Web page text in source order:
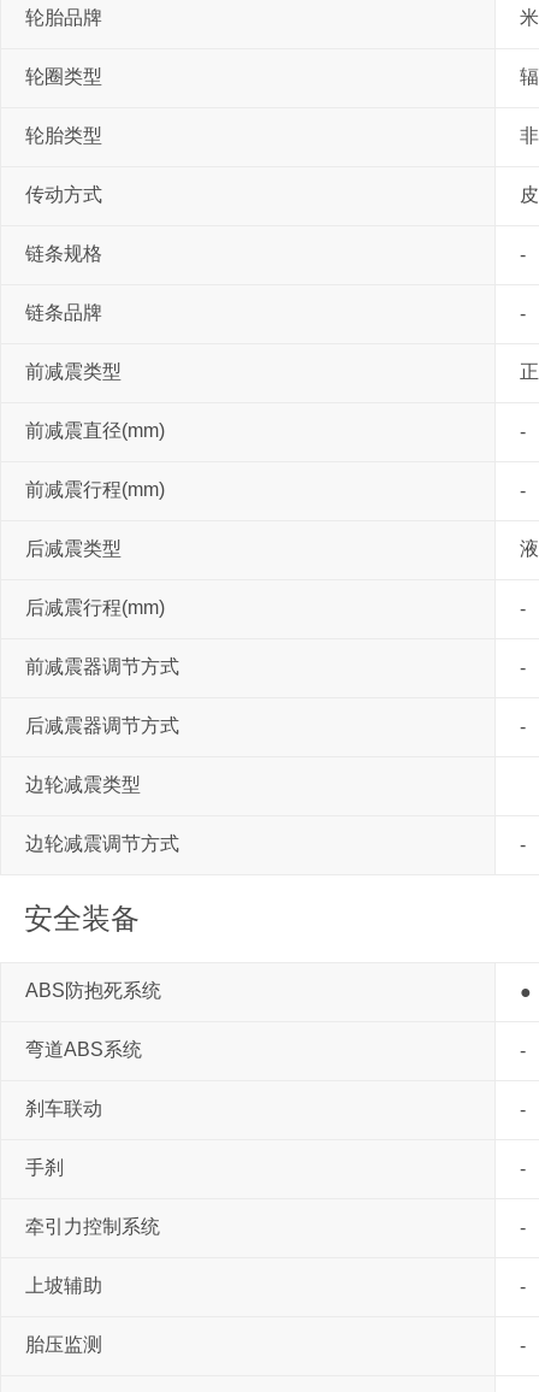
轮胎品牌
轮圈类型
轮胎类型
传动方式
链条规格 -
链条品牌 -
前减震类型
前减震直径(mm) -
前减震行程(mm) -
后减震类型
后减震行程(mm) -
前减震器调节方式 -
后减震器调节方式 -
边轮减震类型
边轮减震调节方式 -
安全装备
ABS防抱死系统 ●
弯道ABS系统 -
刹车联动 -
手刹 -
牵引力控制系统 -
上坡辅助 -
胎压监测 -